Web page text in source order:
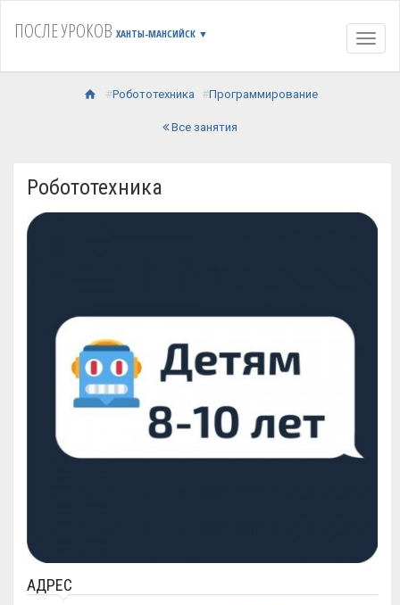
ПОСЛЕ УРОКОВ ХАНТЫ-МАНСИЙСК ▼
Робототехника Программирование
Все занятия
Робототехника
АДРЕС